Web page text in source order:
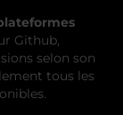
Github,
selon son
tous les